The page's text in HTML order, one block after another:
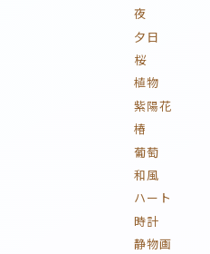
夜
夕日
桜
植物
紫陽花
椿
葡萄
和風
ハート
時計
静物画